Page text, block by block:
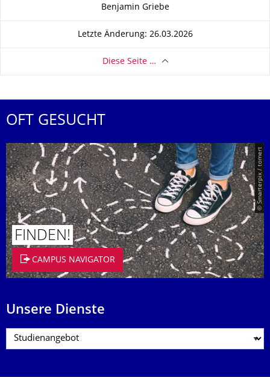
Benjamin Griebe
Letzte Änderung: 26.03.2026
Diese Seite …
OFT GESUCHT
© Smarterpix / tomert
FINDEN!
CAMPUS NAVIGATOR
Unsere Dienste